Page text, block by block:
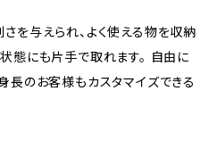
を与えられ、よく使える物を収納
態にも片手で取れます。 自由に
長のお客様もカスタマイズできる